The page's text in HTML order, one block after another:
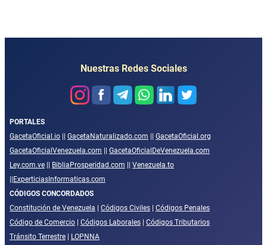
Nuestras Redes Sociales
PORTALES
GacetaOficial.io || GacetaNaturalizado.com || GacetaOficial.org
GacetaOficialVenezuela.com || GacetaOficialDeVenezuela.com
Ley.com.ve || BibliaProsperidad.com || Venezuela.to
||ExperticiasInformaticas.com
CÓDIGOS CONCORDADOS
Constitución de Venezuela | Códigos Civiles | Códigos Penales
Código de Comercio | Códigos Laborales | Códigos Tributarios
Tránsito Terrestre | LOPNNA